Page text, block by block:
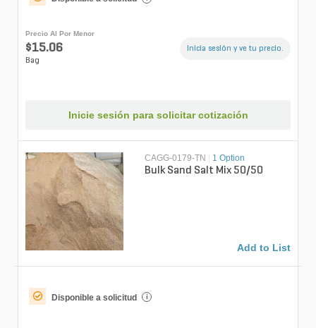
Precio Al Por Menor
$15.06
Bag
Inicia sesión y ve tu precio.
Inicie sesión para solicitar cotización
CAGG-0179-TN | 1 Option
Bulk Sand Salt Mix 50/50
Add to List
Disponible a solicitud i